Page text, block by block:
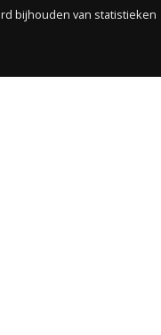
bijhouden van statistieken